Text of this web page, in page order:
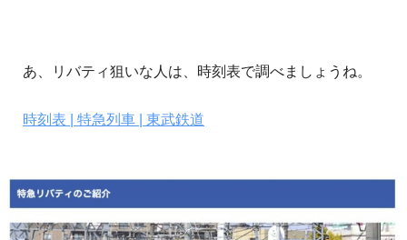
あ、リバティ狙いな人は、時刻表で調べましょうね。
時刻表 | 特急列車 | 東武鉄道